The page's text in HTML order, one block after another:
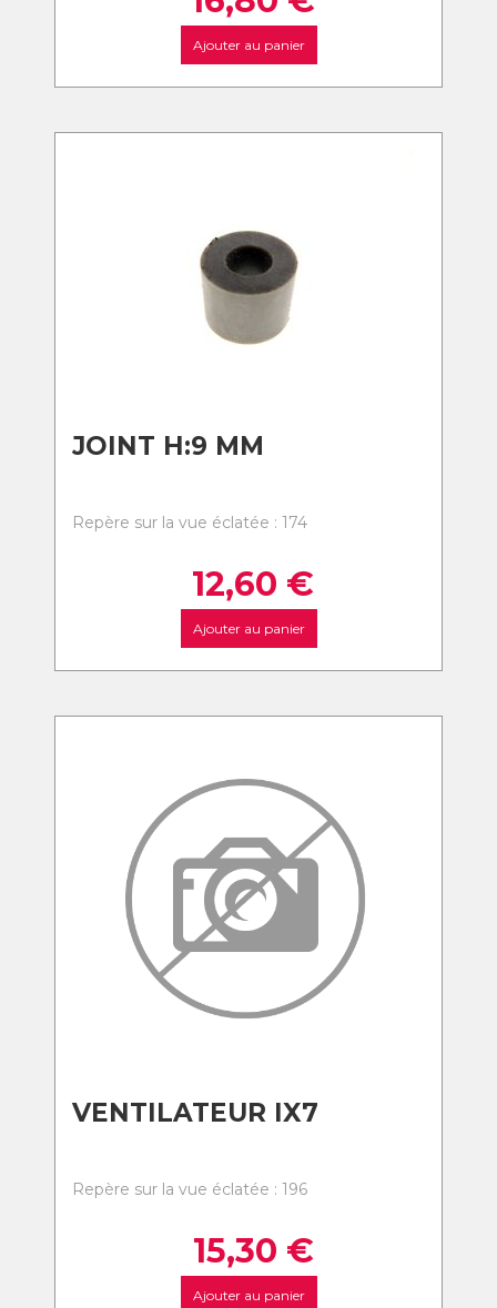
Ajouter au panier
JOINT H:9 MM
Repère sur la vue éclatée : 174
12,60 €
Ajouter au panier
VENTILATEUR IX7
Repère sur la vue éclatée : 196
15,30 €
Ajouter au panier